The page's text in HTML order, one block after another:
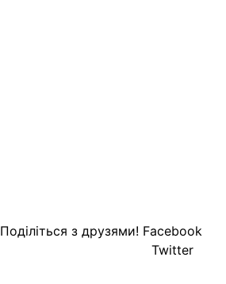
Поділіться з друзями! Facebook
Twitter